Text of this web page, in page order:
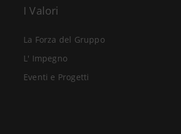
I Valori
La Forza del Gruppo
L' Impegno
Eventi e Progetti